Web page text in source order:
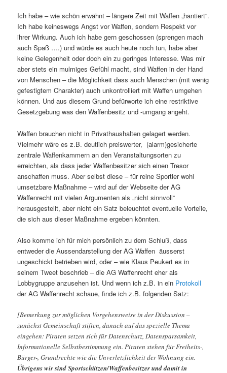
Ich habe – wie schön erwähnt – längere Zeit mit Waffen „hantiert“.
Ich habe keineswegs Angst vor Waffen, sondern Respekt vor
ihrer Wirkung. Auch ich habe gern geschossen (sprengen mach
auch Spaß ….) und würde es auch heute noch tun, habe aber
keine Gelegenheit oder doch ein zu geringes Interesse. Was mir
aber stets ein mulmiges Gefühl macht, sind Waffen in der Hand
von Menschen – die Möglichkeit dass auch Menschen (mit wenig
gefestigtem Charakter) auch unkontrolliert mit Waffen umgehen
können. Und aus diesem Grund befürworte ich eine restriktive
Gesetzgebung was den Waffenbesitz und -umgang angeht.
Waffen brauchen nicht in Privathaushalten gelagert werden.
Vielmehr wäre es z.B. deutlich preiswerter, (alarm)gesicherte
zentrale Waffenkammern an den Veranstaltungsorten zu
erreichten, als dass jeder Waffenbesitzer sich einen Tresor
anschaffen muss. Aber selbst diese – für reine Sportler wohl
umsetzbare Maßnahme – wird auf der Webseite der AG
Waffenrecht mit vielen Argumenten als „nicht sinnvoll“
herausgestellt, aber nicht ein Satz beleuchtet eventuelle Vorteile,
die sich aus dieser Maßnahme ergeben könnten.
Also komme ich für mich persönlich zu dem Schluß, dass
entweder die Aussendarstellung der AG Waffen äusserst
ungeschickt betrieben wird, oder – wie Klaus Peukert es in
seinem Tweet beschrieb – die AG Waffenrecht eher als
Lobbygruppe anzusehen ist. Und wenn ich z.B. in ein Protokoll
der AG Waffenrecht schaue, finde ich z.B. folgenden Satz:
[Bemerkung zur möglichen Vorgehensweise in der Diskussion –
zunächst Gemeinschaft stiften, danach auf das spezielle Thema
eingehen: Piraten setzen sich für Datenschutz, Datensparsamkeit,
Informationelle Selbstbestimmung ein. Piraten stehen für Freiheits-,
Bürger-, Grundrechte wie die Unverletzlichkeit der Wohnung ein.
Übrigens wir sind Sportschützen/Waffenbesitzer und damit in